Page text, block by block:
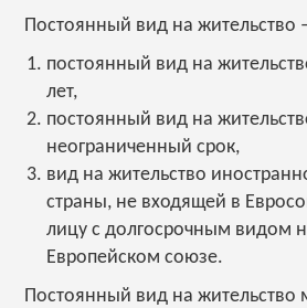
Постоянный вид на жительство
постоянный вид на
лет,
постоянный вид на
неограниченный срок,
вид на жительство
страны, не входящей в
лицу с долгосрочным видом
Европейском союзе.
Постоянный вид на жительство